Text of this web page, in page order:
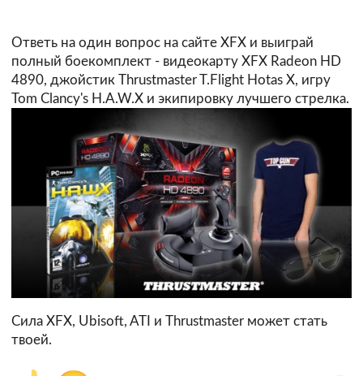
Ответь на один вопрос на сайте XFX и выиграй
полный боекомплект - видеокарту XFX Radeon HD
4890, джойстик Thrustmaster T.Flight Hotas X, игру
Tom Clancy's H.A.W.X и экипировку лучшего стрелка.
Сила XFX, Ubisoft, ATI и Thrustmaster может стать
твоей.